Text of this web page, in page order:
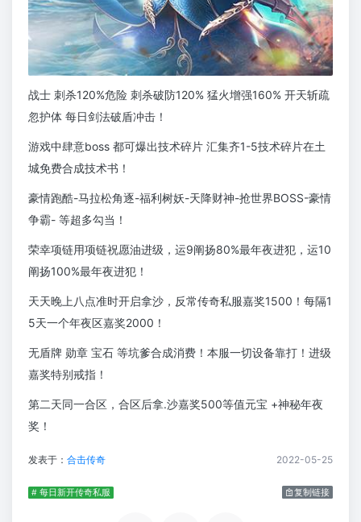
战士 刺杀120%危险 刺杀破防120% 猛火增强160% 开天斩疏
忽护体 每日剑法破盾冲击！
游戏中肆意boss 都可爆出技术碎片 汇集齐1-5技术碎片在土
城免费合成技术书！
豪情跑酷-马拉松角逐-福利树妖-天降财神-抢世界BOSS-豪情
争霸- 等超多勾当！
荣幸项链用项链祝愿油进级，运9阐扬80%最年夜进犯，运10
阐扬100%最年夜进犯！
天天晚上八点准时开启拿沙，反常传奇私服嘉奖1500！每隔1
5天一个年夜区嘉奖2000！
无盾牌 勋章 宝石 等坑爹合成消费！本服一切设备靠打！进级
嘉奖特别戒指！
第二天同一合区，合区后拿.沙嘉奖500等值元宝 +神秘年夜
奖！
发表于： 合击传奇 2022-05-25
# 每日新开传奇私服 复制链接